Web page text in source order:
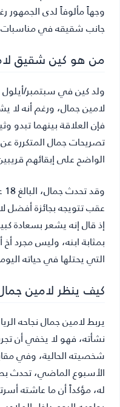
وجهاً مألوفاً لدى
جانب شقيقه في مناسبات
من هو كين شقيق
لامين جمال، ورغم أنه
فإن العلاقة بينهما تبدو
تصريحات جمال المتكررة
الواضح على إبقائهم
عقب تتويجه بجائزة أفضل
إذ قال إنه يشعر بسعادة
بمثابة ابنه، وليس مجرد
التي يحتلها في حياته
كيف ينظر لامين
يربط لامين جمال نجاحه
نشأته، فهو لا يخفي أن
شخصيته الحالية، وفي
الأسبوع الماضي، تحدث
له، مؤكداً أن ما عاشته